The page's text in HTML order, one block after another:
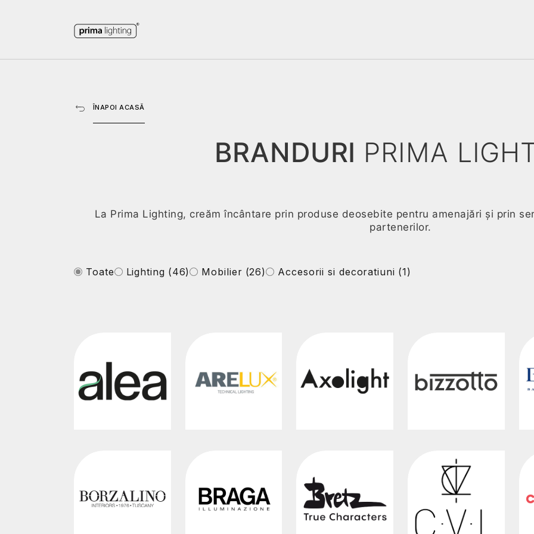
ÎNAPOI ACASĂ
BRANDURI PRIMA
La Prima Lighting, creăm încântare prin produse deosebite pentru amenajări și prin
partenerilor.
Toate Lighting (46) Mobilier (26) Accesorii si decoratiuni (1)